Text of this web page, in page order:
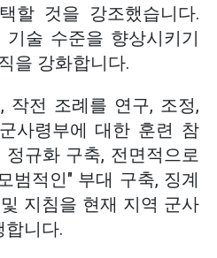
할 것을 강조했습니다.
술 수준을 향상시키기
을 강화합니다.
작전 조례를 연구, 조정,
사령부에 대한 훈련 참
규화 구축, 전면적으로
범적인" 부대 구축, 징계
지침을 현재 지역 군사
합니다.